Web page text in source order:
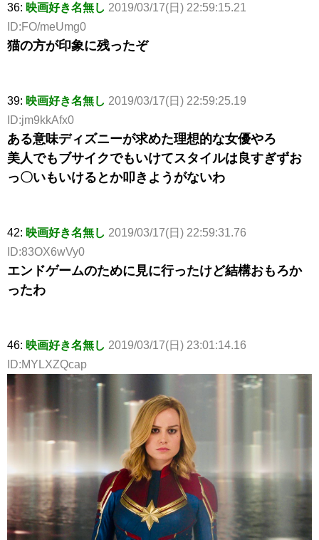
36: 映画好き名無し 2019/03/17(日) 22:59:15.21
ID:FO/meUmg0
猫の方が印象に残ったぞ
39: 映画好き名無し 2019/03/17(日) 22:59:25.19
ID:jm9kkAfx0
ある意味ディズニーが求めた理想的な女優やろ
美人でもブサイクでもいけてスタイルは良すぎずお
っ〇いもいけるとか叩きようがないわ
42: 映画好き名無し 2019/03/17(日) 22:59:31.76
ID:83OX6wVy0
エンドゲームのために見に行ったけど結構おもろか
ったわ
46: 映画好き名無し 2019/03/17(日) 23:01:14.16
ID:MYLXZQcap